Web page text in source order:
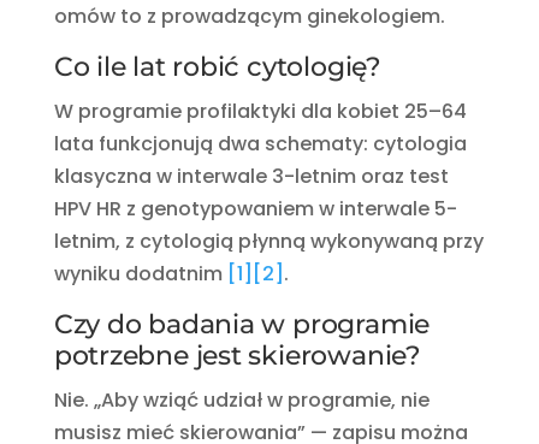
omów to z prowadzącym ginekologiem.
Co ile lat robić cytologię?
W programie profilaktyki dla kobiet 25–64
lata funkcjonują dwa schematy: cytologia
klasyczna w interwale 3-letnim oraz test
HPV HR z genotypowaniem w interwale 5-
letnim, z cytologią płynną wykonywaną przy
wyniku dodatnim [1] [2] .
Czy do badania w programie
potrzebne jest skierowanie?
Nie. „Aby wziąć udział w programie, nie
musisz mieć skierowania” — zapisu można